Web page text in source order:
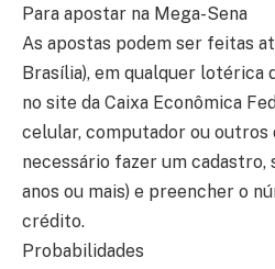
Para apostar na Mega-Sena
As apostas podem ser feitas
Brasília), em qualquer lotérica
no site da Caixa Econômica
celular, computador ou outros
necessário fazer um cadastro,
anos ou mais) e preencher o
crédito.
Probabilidades